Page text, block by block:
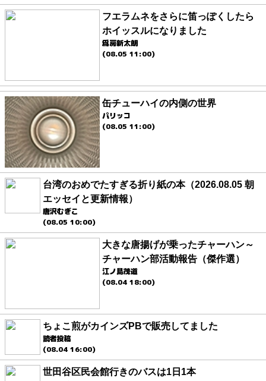
フエラムネをさらに笛っぽくしたら
ホイッスルになりました
爲房新太朗
(08.05 11:00)
缶チューハイの内側の世界
パリッコ
(08.05 11:00)
台湾のおめでたすぎる折り紙の本（2026.08.05 朝
エッセイと更新情報）
唐沢むぎこ
(08.05 10:00)
大きな唐揚げが乗ったチャーハン～
チャーハン部活動報告（傑作選）
江ノ島茂道
(08.04 18:00)
ちょこ煎がカインズPBで販売してました
読者投稿
(08.04 16:00)
世田谷区民会館行きのバスは1日1本